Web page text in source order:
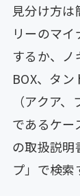
見分け方
リーのマ
するか、
BOX、タ
（アクア
であるケー
の取扱説明
プ」で検索